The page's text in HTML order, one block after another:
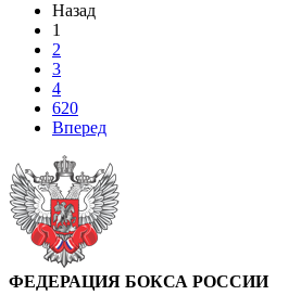
Назад
1
2
3
4
620
Вперед
ФЕДЕРАЦИЯ БОКСА РОССИИ